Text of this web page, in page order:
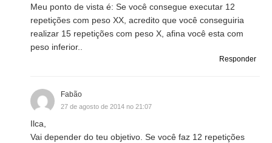
Meu ponto de vista é: Se você consegue executar 12
repetições com peso XX, acredito que você conseguiria
realizar 15 repetições com peso X, afina você esta com
peso inferior..
Responder
Fabão
27 de agosto de 2014 no 21:07
Ilca,
Vai depender do teu objetivo. Se você faz 12 repetições